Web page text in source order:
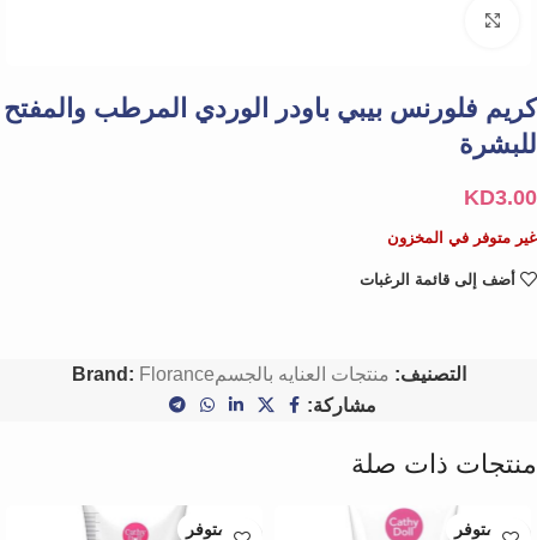
كريم فلورنس بيبي باودر الوردي المرطب والمفتح
للبشرة
KD3.00
غير متوفر في المخزون
أضف إلى قائمة الرغبات
التصنيف: منتجات العنايه بالجسم Brand: Florance
مشاركة:
منتجات ذات صلة
غير متوفر غير متوفر